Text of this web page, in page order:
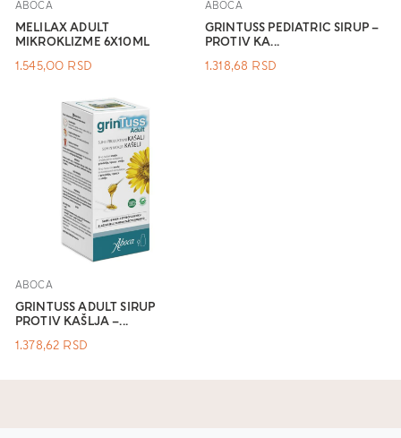
ABOCA
MELILAX ADULT
MIKROKLIZME 6X10ML
1.545,00 RSD
ABOCA
GRINTUSS PEDIATRIC SIRUP –
PROTIV KA...
1.318,68 RSD
ABOCA
GRINTUSS ADULT SIRUP
PROTIV KAŠLJA –...
1.378,62 RSD